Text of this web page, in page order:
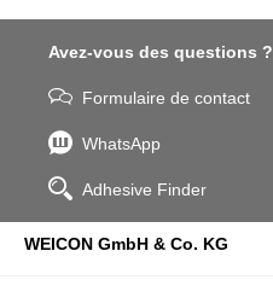
Avez-vous des questions ?
Formulaire de contact
WhatsApp
Adhesive Finder
WEICON GmbH & Co. KG